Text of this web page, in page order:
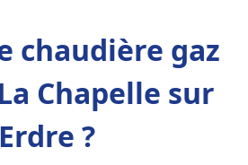
chaudière gaz
Chapelle sur
Erdre ?